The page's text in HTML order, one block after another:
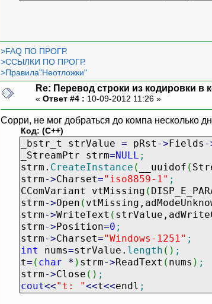
>FAQ ПО ПРОГР.
>ССЫЛКИ ПО ПРОГР.
>Правила"Неотложки"
Re: Перевод строки из кодировки в
« Ответ #4 : 10-09-2012 11:26 »
Сорри, не мог добраться до компа несколько
Код: (C++)
_bstr_t strValue = pRst ->Fields -
_StreamPtr strm=NULL ;
strm. CreateInstance ( __uuidof (
strm->Charset="iso8859-1" ;
CComVariant vtMissing (
strm->Open (
strm->WriteText (
strm->Position=0 ;
strm->Charset="Windows-1251" ;
int
nums=strValue. length ( ) ;
t= ( char * ) strm->ReadText ( nums ) ;
strm->Close ( ) ;
cout<<"t: "<<t<<endl ;